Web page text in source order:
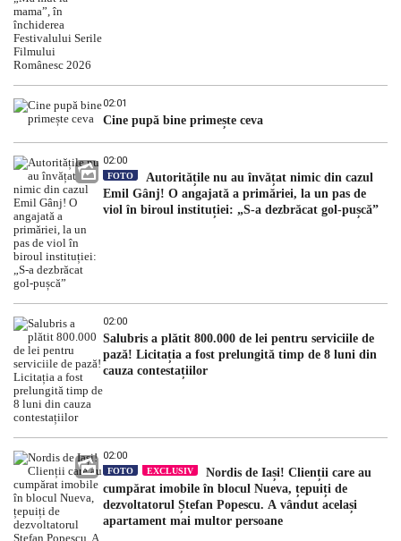
02:01
Cine pupă bine primește ceva
02:00
FOTO
Autoritățile nu au învățat nimic din cazul
Emil Gânj! O angajată a primăriei, la un pas de
viol în biroul instituției: „S-a dezbrăcat gol-pușcă”
02:00
Salubris a plătit 800.000 de lei pentru serviciile de
pază! Licitația a fost prelungită timp de 8 luni din
cauza contestațiilor
02:00
FOTO EXCLUSIV
Nordis de Iași! Clienții care au
cumpărat imobile în blocul Nueva, țepuiți de
dezvoltatorul Ștefan Popescu. A vândut același
apartament mai multor persoane